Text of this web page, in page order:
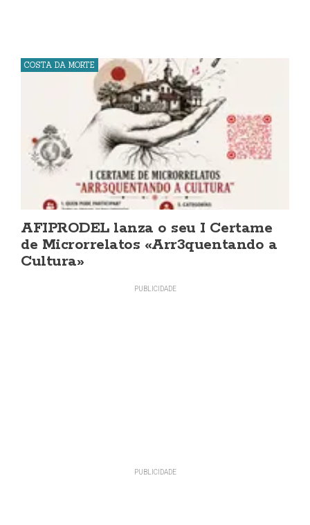
COSTA DA MORTE
AFIPRODEL lanza o seu I Certame
de Microrrelatos «Arr3quentando a
Cultura»